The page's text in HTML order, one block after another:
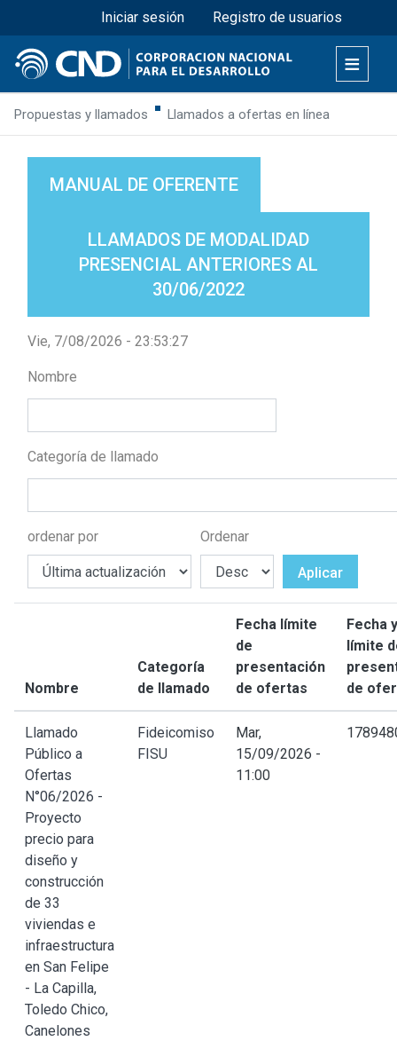
Pasar
al
contenido
principal
Menú superior
Iniciar sesión Registro de usuarios
Propuestas y llamados Llamados a ofertas en línea
MANUAL DE OFERENTE
LLAMADOS DE MODALIDAD
PRESENCIAL ANTERIORES AL
30/06/2022
Vie, 7/08/2026 - 23:53:27
Nombre
Categoría de llamado
ordenar por Ordenar
Aplicar
Nombre
Categoría
de llamado
Fecha límite
de
presentación
de ofertas
Fecha
límite
de
Llamado
Público a
Ofertas
N°06/2026 -
Proyecto
precio para
diseño y
construcción
de 33
viviendas e
infraestructura
en San Felipe
- La Capilla,
Toledo Chico,
Canelones
Fideicomiso
FISU
Mar,
15/09/2026 -
11:00